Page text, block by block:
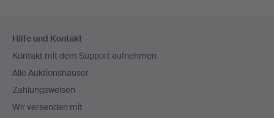
Navigation
Hilfe und Kontakt
Kontakt mit dem Support aufnehmen
Alle Auktionshäuser
Zahlungsweisen
Wir versenden mit